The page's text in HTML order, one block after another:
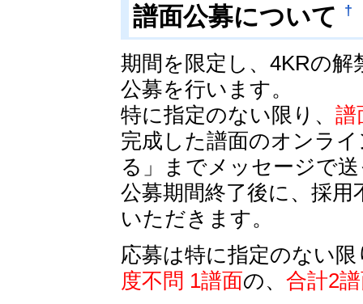
譜面公募について †
期間を限定し、4KRの
公募を行います。
特に指定のない限り、譜
完成した譜面のオンラ
る」までメッセージで
公募期間終了後に、採
いただきます。
応募は特に指定のない
度不問 1譜面の、合計2